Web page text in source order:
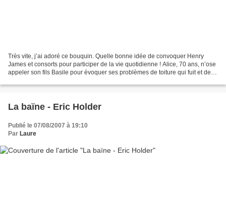
Très vite, j’ai adoré ce bouquin. Quelle bonne idée de convoquer Henry
James et consorts pour participer de la vie quotidienne ! Alice, 70 ans, n’ose
appeler son fils Basile pour évoquer ses problèmes de toiture qui fuit et de
La baïne - Eric Holder
Publié le 07/08/2007 à 19:10
Par Laure